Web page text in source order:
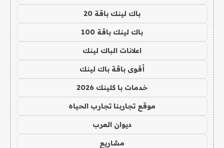
باك لينك باقة 20
باك لينك باقة 100
اعلانات الباك لينك
أقوى باقة باك لينك
خدمات با كلينك 2026
موقع تجاربنا تجارب الحياه
ديوان العرب
مشاريع